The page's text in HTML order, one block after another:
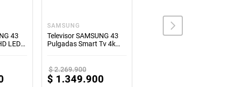
43
LED
SAMSUNG
Televisor SAMSUNG 43
Pulgadas Smart Tv 4k
$2.269.900
$ 1.349.900
Televisor LG 50"